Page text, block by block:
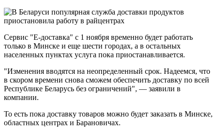
Сервис "Е-доставка" с 1 ноября временно будет работать
только в Минске и еще шести городах, а в остальных
населенных пунктах услуга пока приостанавливается.
"Изменения вводятся на неопределенный срок. Надеемся, что
в скором времени снова сможем обеспечить доставку по всей
Республике Беларусь без ограничений", — заявили в
компании.
То есть пока доставку товаров можно будет заказать в Минске,
областных центрах и Барановичах.